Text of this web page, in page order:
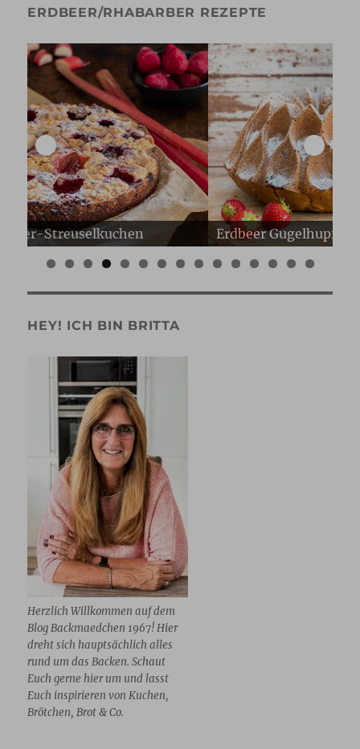
ERDBEER/RHABARBER REZEPTE
Erdbeer Gugelhupf
0 1 2 3 4 5
HEY! ICH BIN BRITTA
Herzlich Willkommen auf dem
Blog Backmaedchen 1967! Hier
dreht sich hauptsächlich alles
rund um das Backen. Schaut
Euch gerne hier um und lasst
Euch inspirieren von Kuchen,
Brötchen, Brot & Co.